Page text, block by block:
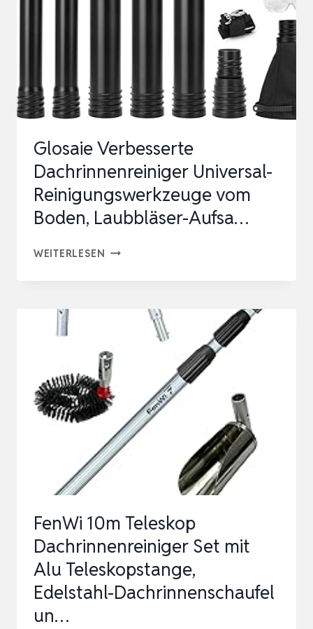
HOCHDRUCKREINIGER,
WOHNMOBIL,
PA…
Glosaie Verbesserte
Dachrinnenreiniger Universal-
Reinigungswerkzeuge vom
Boden, Laubbläser-Aufsa…
WEITERLESEN GLOSAIE
UNIVERSAL-
REINIGUNGSWERKZEUGE
VOM
BODEN,
LAUBBLÄSER-
AUFSA…
FenWi 10m Teleskop
Dachrinnenreiniger Set mit
Alu Teleskopstange,
Edelstahl-Dachrinnenschaufel
un…